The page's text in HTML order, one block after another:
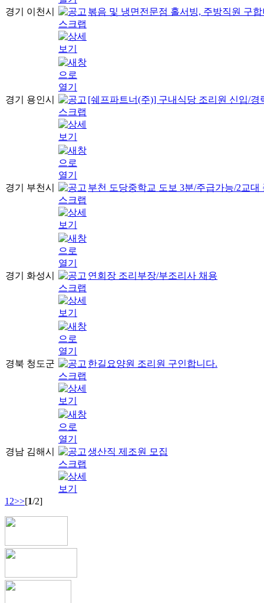
경기 이천시 볶음 및 냉면전문점 홀서빙, 주방직원 구
경기 용인시 [쉐프파트너(주)] 구내식당 조리원 신입/경
경기 부천시 부천 도당중학교 도보 3분/주급가능/2교
경기 화성시 연회장 조리부장/부조리사 채용
경북 청도군 한길요양원 조리원 구인합니다.
경남 김해시 생산직 제조원 모집
1 2>>[1/2]